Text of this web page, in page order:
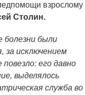
взрослому
Столин.
болезни были
за исключением
его давно
выделялось
служба во